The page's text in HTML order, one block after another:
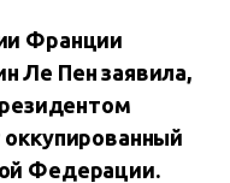
Франции
Ле Пен заявила,
Федерации.